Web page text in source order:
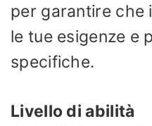
per garantire che
le tue esigenze e
specifiche.
Livello di abilità